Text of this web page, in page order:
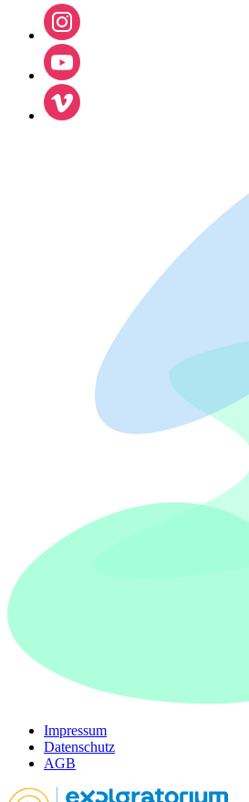
Impressum
Datenschutz
AGB